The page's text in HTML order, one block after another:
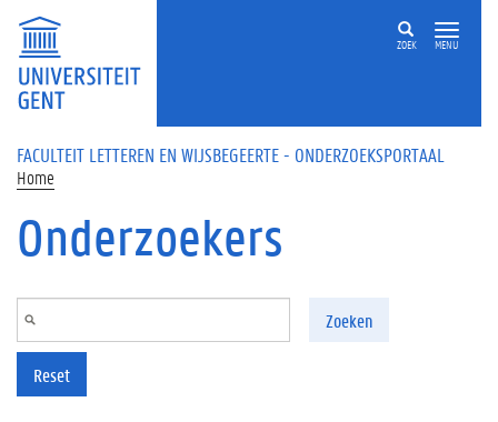
Overslaan en naar de inhoud gaan
ZOEK MENU
FACULTEIT LETTEREN EN WIJSBEGEERTE - ONDERZOEKSPORTAAL
Home
Onderzoekers
Zoeken
Reset